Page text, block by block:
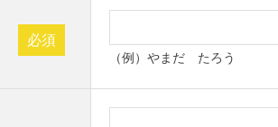
必須
（例）やまだ たろう